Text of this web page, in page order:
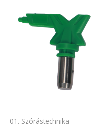
01. Szórástechnika